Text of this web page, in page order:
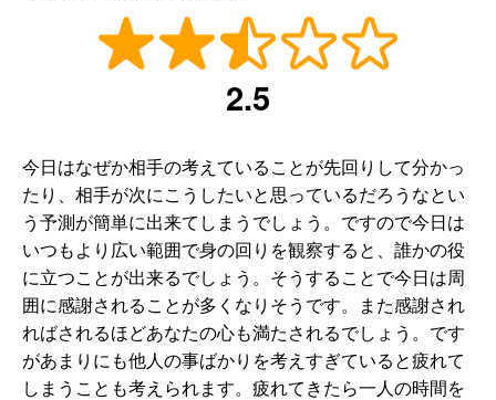
2.5
今日はなぜか相手の考えていることが先回りして分かっ
たり、相手が次にこうしたいと思っているだろうなとい
う予測が簡単に出来てしまうでしょう。ですので今日は
いつもより広い範囲で身の回りを観察すると、誰かの役
に立つことが出来るでしょう。そうすることで今日は周
囲に感謝されることが多くなりそうです。また感謝され
ればされるほどあなたの心も満たされるでしょう。です
があまりにも他人の事ばかりを考えすぎていると疲れて
しまうことも考えられます。疲れてきたら一人の時間を